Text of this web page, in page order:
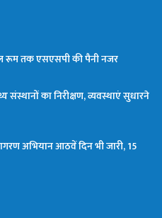
रूम तक एसएसपी की पैनी नजर
संस्थानों का निरीक्षण, व्यवस्थाएं सुधारने
अभियान आठवें दिन भी जारी, 15